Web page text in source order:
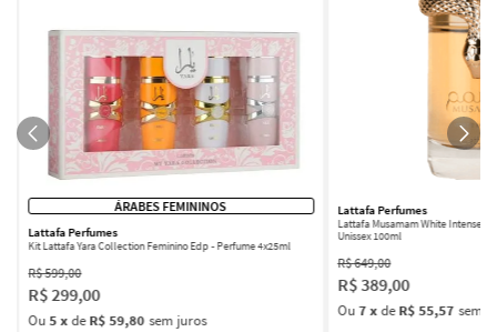
ÁRABES FEMININOS
Lattafa Perfumes
Kit Lattafa Yara Collection Feminino Edp - Perfume 4x25ml
R$599,00
R$299,00
Ou5 xdeR$ 59,80 sem juros
Lattafa Perfumes
Lattafa Musamam White Intense
Unissex 100ml
R$649,00
R$389,00
Ou7xdeR$ 55,57 sem